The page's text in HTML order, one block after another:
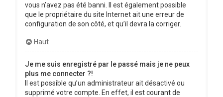
vous n’avez pas été banni. Il est également possible
que le propriétaire du site Internet ait une erreur de
configuration de son côté, et qu’il devra la corriger.
Haut
Je me suis enregistré par le passé mais je ne peux
plus me connecter ?!
Il est possible qu’un administrateur ait désactivé ou
supprimé votre compte. En effet, il est courant de